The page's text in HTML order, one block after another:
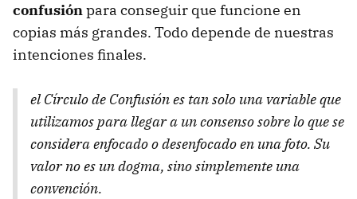
confusiónpara conseguir que funcione en
copias más grandes. Todo depende de nuestras
intenciones finales.
el Círculo de Confusión es tan solo una variable que
utilizamos para llegar a un consenso sobre lo que se
considera enfocado o desenfocado en una foto. Su
valor no es un dogma, sino simplemente una
convención.